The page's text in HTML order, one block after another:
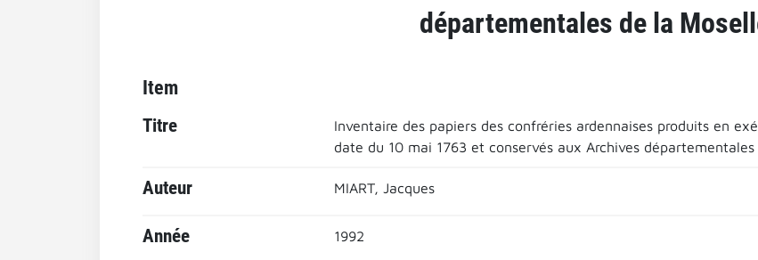
départementales de la
Item
Titre
Inventaire des papiers des confréries ardennaises produits en
date du 10 mai 1763 et conservés aux Archives
Auteur MIART, Jacques
Année 1992